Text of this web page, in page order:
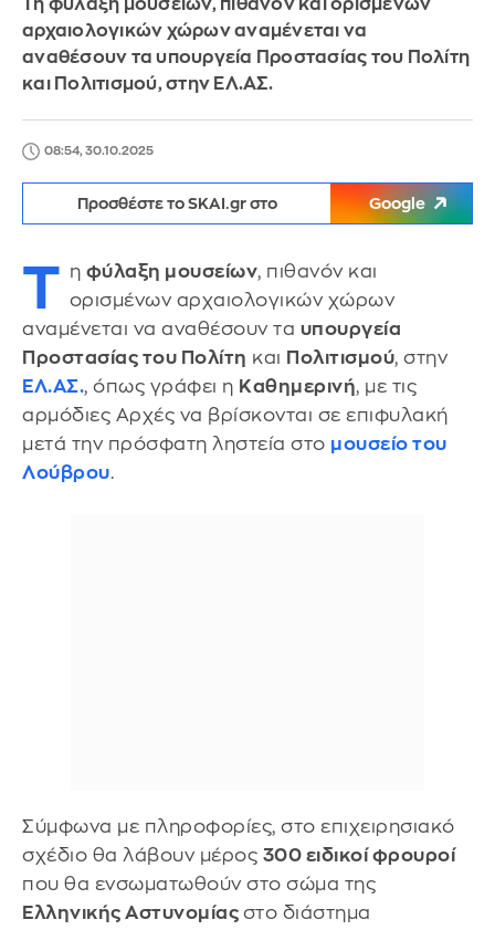
Tη φύλαξη μουσείων, πιθανόν και ορισμένων
αρχαιολογικών χώρων αναμένεται να
αναθέσουν τα υπουργεία Προστασίας του Πολίτη
και Πολιτισμού, στην ΕΛ.ΑΣ.
08:54, 30.10.2025
Προσθέστε το SKAI.gr στο Google
T η φύλαξη μουσείων, πιθανόν και
ορισμένων αρχαιολογικών χώρων
αναμένεται να αναθέσουν τα υπουργεία
Προστασίας του Πολίτη και Πολιτισμού, στην
ΕΛ.ΑΣ., όπως γράφει η Καθημερινή, με τις
αρμόδιες Αρχές να βρίσκονται σε επιφυλακή
μετά την πρόσφατη ληστεία στο μουσείο του
Λούβρου.
Σύμφωνα με πληροφορίες, στο επιχειρησιακό
σχέδιο θα λάβουν μέρος 300 ειδικοί φρουροί
που θα ενσωματωθούν στο σώμα της
Ελληνικής Αστυνομίας στο διάστημα